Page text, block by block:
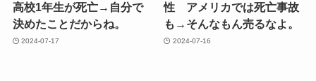
高校1年生が死亡→自分で
決めたことだからね。
2024-07-17
性 アメリカでは死亡事故
も→そんなもん売るなよ。
2024-07-16